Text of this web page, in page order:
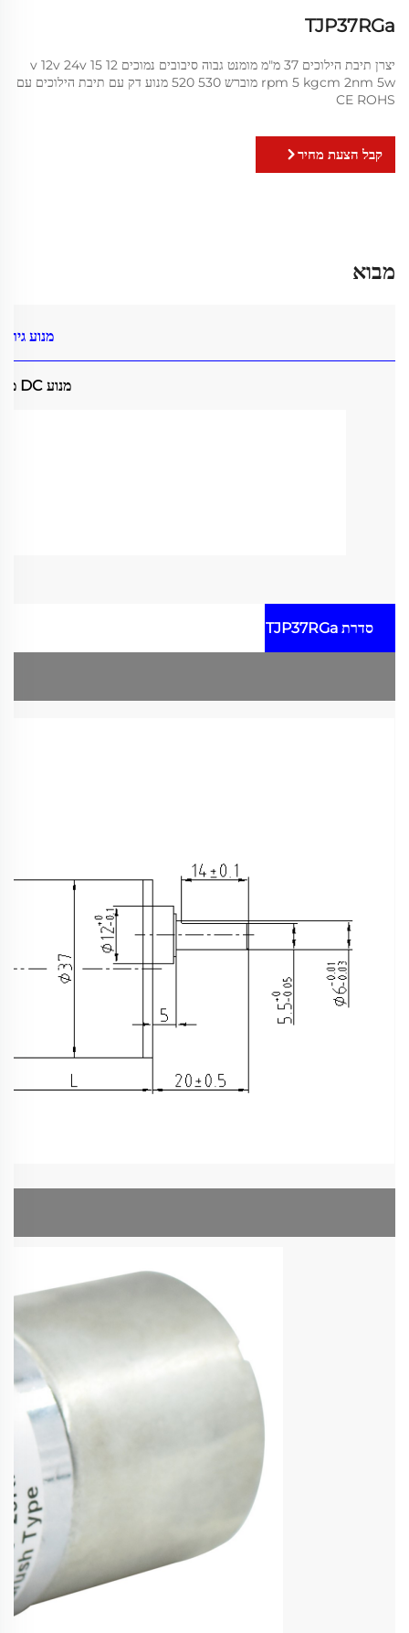
TJP37RGa
יצרן תיבת הילוכים 37 מ"מ מומנט גבוה סיבובים נמוכים 12 v 12v 24v 15
rpm 5 kgcm 2nm 5w מוברש 530 520 מנוע דק עם תיבת הילוכים עם
CE ROHS
קבל הצעת מחיר
מבוא
מנוע גיר DC
מנוע DC מברשת RS530 עם תיבת גיר ספור
סדרת TJP37RGa